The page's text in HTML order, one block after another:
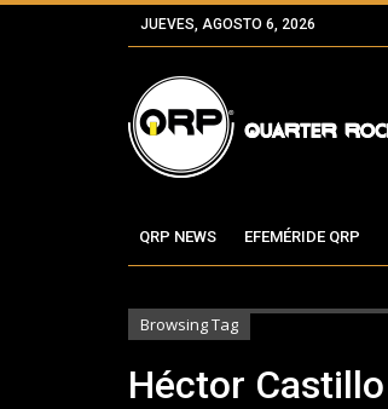
JUEVES, AGOSTO 6, 2026
QRP NEWS EFEMÉRIDE QRP
Browsing Tag
Héctor Castillo